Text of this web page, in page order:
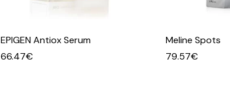
EPIGEN Antiox Serum
66.47€
Meline Spots
79.57€